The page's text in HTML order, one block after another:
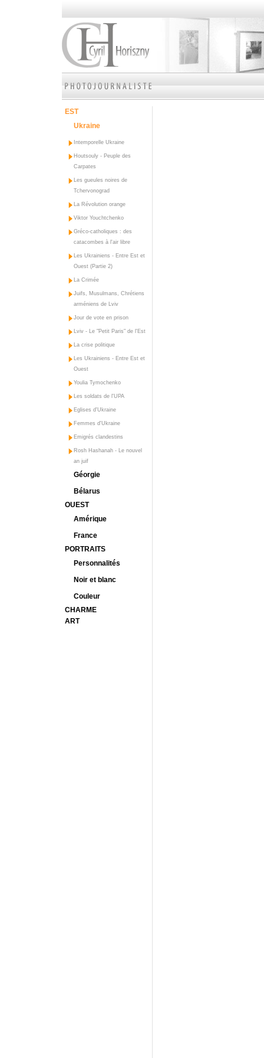
EST
Ukraine
Intemporelle Ukraine
Houtsouly - Peuple des
Carpates
Les gueules noires de
Tchervonograd
La Révolution orange
Viktor Youchtchenko
Gréco-catholiques : des
catacombes à l'air libre
Les Ukrainiens - Entre Est et
Ouest (Partie 2)
La Crimée
Juifs, Musulmans, Chrétiens
arméniens de Lviv
Jour de vote en prison
Lviv - Le "Petit Paris" de l'Est
La crise politique
Les Ukrainiens - Entre Est et
Ouest
Youlia Tymochenko
Les soldats de l'UPA
Eglises d'Ukraine
Femmes d'Ukraine
Emigrés clandestins
Rosh Hashanah - Le nouvel
an juif
Géorgie
Bélarus
OUEST
Amérique
France
PORTRAITS
Personnalités
Noir et blanc
Couleur
CHARME
ART